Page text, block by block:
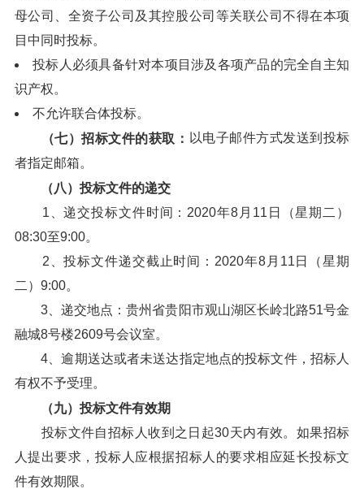
母公司、全资子公司及其控股公司等关联公司不得在本项
目中同时投标。
投标人必须具备针对本项目涉及各项产品的完全自主知
识产权。
不允许联合体投标。
（七）招标文件的获取： 以电子邮件方式发送到投标
者指定邮箱。
（八）投标文件的递交
1、递交投标文件时间：2020年8月11日（星期二）
08:30至9:00。
2、投标文件递交截止时间：2020年8月11日（星期
二）9:00。
3、递交地点：贵州省贵阳市观山湖区长岭北路51号金
融城8号楼2609号会议室。
4、逾期送达或者未送达指定地点的投标文件，招标人
有权不予受理。
（九）投标文件有效期
投标文件自招标人收到之日起30天内有效。如果招标
人提出要求，投标人应根据招标人的要求相应延长投标文
件有效期限。